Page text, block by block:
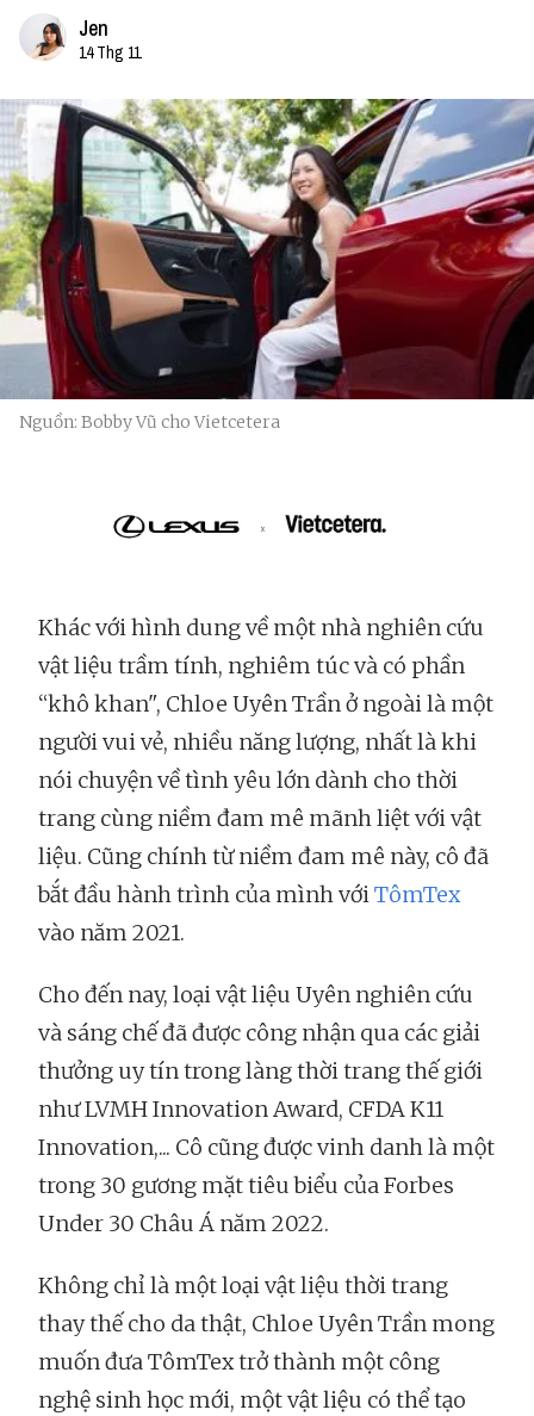
Jen
14 Thg 11
Nguồn: Bobby Vũ cho Vietcetera
Khác với hình dung về một nhà nghiên cứu
vật liệu trầm tính, nghiêm túc và có phần
“khô khan", Chloe Uyên Trần ở ngoài là một
người vui vẻ, nhiều năng lượng, nhất là khi
nói chuyện về tình yêu lớn dành cho thời
trang cùng niềm đam mê mãnh liệt với vật
liệu. Cũng chính từ niềm đam mê này, cô đã
bắt đầu hành trình của mình vớiTômTex
vào năm 2021.
Cho đến nay, loại vật liệu Uyên nghiên cứu
và sáng chế đã được công nhận qua các giải
thưởng uy tín trong làng thời trang thế giới
như LVMH Innovation Award, CFDA K11
Innovation,... Cô cũng được vinh danh là một
trong 30 gương mặt tiêu biểu của Forbes
Under 30 Châu Á năm 2022.
Không chỉ là một loại vật liệu thời trang
thay thế cho da thật, Chloe Uyên Trần mong
muốn đưa TômTex trở thành một công
nghệ sinh học mới, một vật liệu có thể tạo